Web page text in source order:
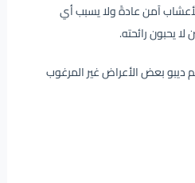
آمن عادةً ولا يسبب أي
يحبون رائحته.
ديبو بعض الأعراض غير المرغوب